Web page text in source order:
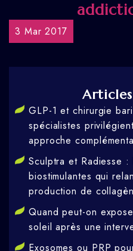
3 Mar 2017
GLP-1 et chirurgie
spécialistes
approche
Sculptra et Radiesse :
biostimulantes qui
production de
Quand peut-on
soleil après une
Exosomes ou PRP